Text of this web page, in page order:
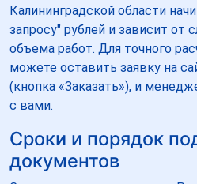
Калининградской области
запросу" рублей и зависит от
объема работ. Для точного
можете оставить заявку на
(кнопка «Заказать»), и
с вами.
Сроки и порядок
документов